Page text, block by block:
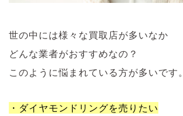
世の中には様々な買取店が多いなか
どんな業者がおすすめなの？
このように悩まれている方が多いです。
・ダイヤモンドリングを売りたい